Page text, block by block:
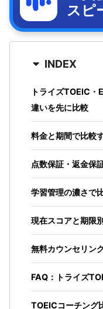
スピ
INDEX
トライズTOEIC
違いを先に比較
料金と期間で比較
点数保証・返金保
学習管理の濃さで
現在スコアと期限
無料カウンセリン
FAQ：トライズ
TOEICコーチング